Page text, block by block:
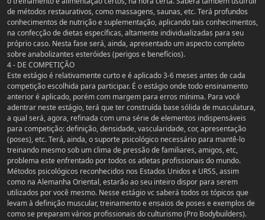
de métodos restaurativos, como massagens, saunas, etc. Terá profundos
conhecimentos de nutrição e suplementação, aplicando tais conhecimentos,
na confecção de dietas específicas, altamente individualizadas para seu
próprio caso. Nesta fase será, ainda, apresentado um aspecto completo
sobre anabolizantes esteróides (perigos e benefícios).
4 - DE COMPETIÇÃO
Este estágio é relativamente curto e é aplicado 3-6 meses antes de cada
competição escolhida para participar. É o estágio onde todo ensinamento
anterior é aplicado, porém com margem para erros mínima. Para você
adentrar neste estágio, terá que ter construída base sólida de musculatura,
a qual será, agora, refinada com uma série de elementos indispensáveis
para competição: definição, densidade, vascularidade, cor, apresentação
(poses), etc. Terá, ainda, o suporte psicológico necessário para mantê-lo
treinando mesmo sob um clima de pressão de familiares, amigos, etc,
problema este enfrentado por todos os atletas profissionais do mundo.
Métodos psicológicos reconhecidos nos Estados Unidos e URSS, assim
como na Alemanha Oriental, estarão ao seu inteiro dispor para serem
utilizados por você mesmo. Nesse estágio vc saberá todos os tópicos que
levam à definição muscular, treinamento e ensaios de poses e exemplos de
como se preparam vários profissionais do culturismo (Pro Bodybuilders).